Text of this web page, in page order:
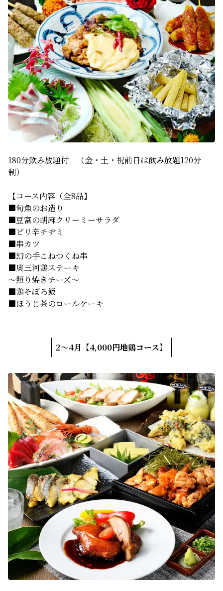
180分飲み放題付　（金・土・祝前日は飲み放題120分
制）
【コース内容（全8品】
■旬魚のお造り
■豆富の胡麻クリーミーサラダ
■ピリ辛チヂミ
■串カツ
■幻の手こねつくね串
■奥三河鶏ステーキ
～照り焼きチーズ～
■鶏そぼろ飯
■ほうじ茶のロールケーキ
2～4月【4,000円地鶏コース】